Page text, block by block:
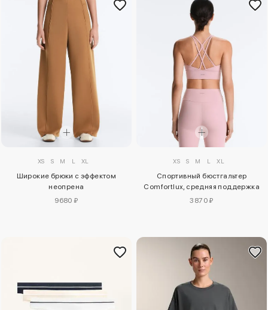
XS S M L XL
Широкие брюки с эффектом
неопрена
9680 ₽
XS S M L XL
Спортивный бюстгальтер
Comfortlux, средняя поддержка
3870 ₽